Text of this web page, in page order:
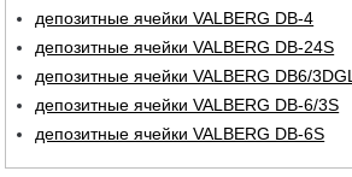
депозитные ячейки VALBERG DB-4
депозитные ячейки VALBERG DB-24S
депозитные ячейки VALBERG DB6/3DGL
депозитные ячейки VALBERG DB-6/3S
депозитные ячейки VALBERG DB-6S